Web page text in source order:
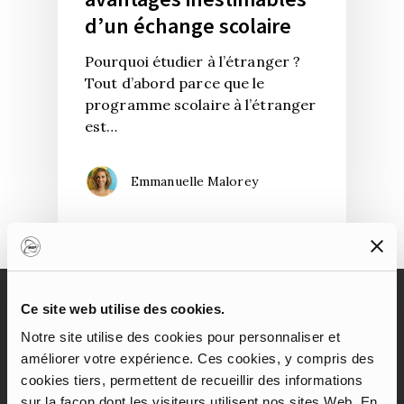
Ce site web utilise des cookies.
Notre site utilise des cookies pour personnaliser et
améliorer votre expérience. Ces cookies, y compris des
cookies tiers, permettent de recueillir des informations
d’un échange scolaire
Pourquoi étudier à l’étranger ?
Tout d’abord parce que le
programme scolaire à l’étranger
est…
Emmanuelle Malorey
ABOUT US
Des récits et des conseils pour ceux qui
ont envie de réaliser leur rêve en